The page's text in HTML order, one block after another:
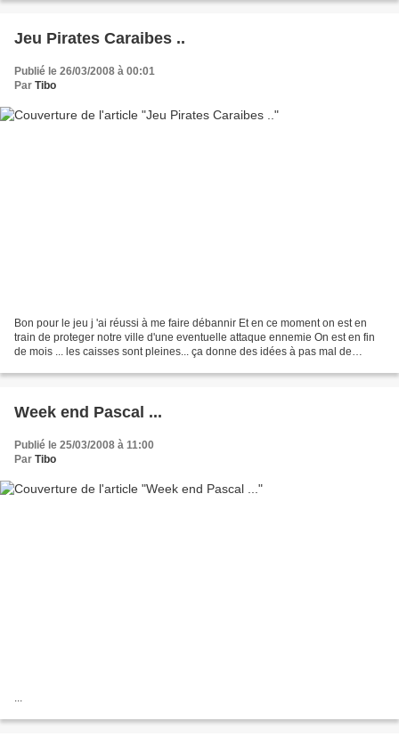
Jeu Pirates Caraibes ..
Publié le 26/03/2008 à 00:01
Par Tibo
Bon pour le jeu j 'ai réussi à me faire débannir Et en ce moment on est en
train de proteger notre ville d'une eventuelle attaque ennemie On est en fin
de mois ... les caisses sont pleines... ça donne des idées à pas mal de
Week end Pascal ...
Publié le 25/03/2008 à 11:00
Par Tibo